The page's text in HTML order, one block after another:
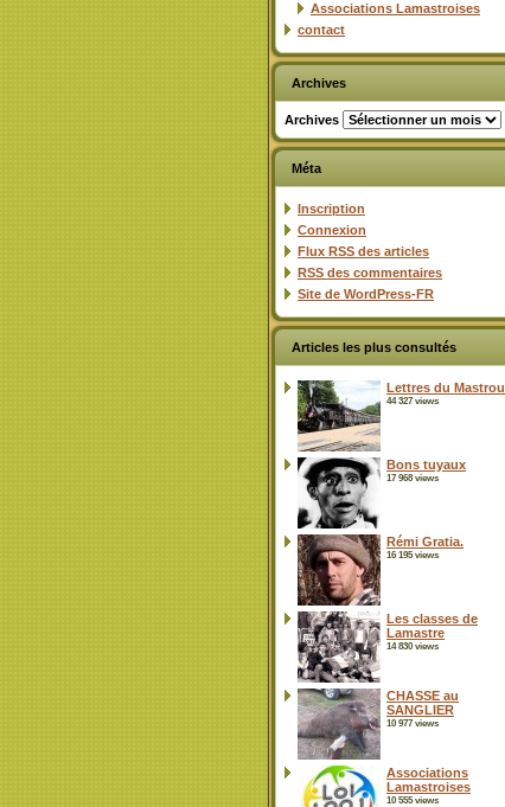
Associations Lamastroises
contact
Archives
Archives
Méta
Inscription
Connexion
Flux RSS des articles
RSS des commentaires
Site de WordPress-FR
Articles les plus consultés
Lettres du Mastrou
44 327 views
Bons tuyaux
17 968 views
Rémi Gratia.
16 195 views
Les classes de
Lamastre
14 830 views
CHASSE au
SANGLIER
10 977 views
Associations
Lamastroises
10 555 views